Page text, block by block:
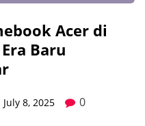
Acer di
Baru
July 8, 2025 0